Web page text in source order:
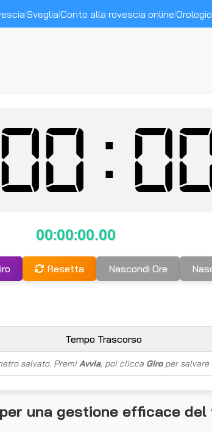
Sveglia Conto alla rovescia online
00:00:00.00
Resetta Nascondi Ore
Tempo Trascorso
salvato. Premi Avvia, poi clicca Giroper salvare
una gestione efficace del